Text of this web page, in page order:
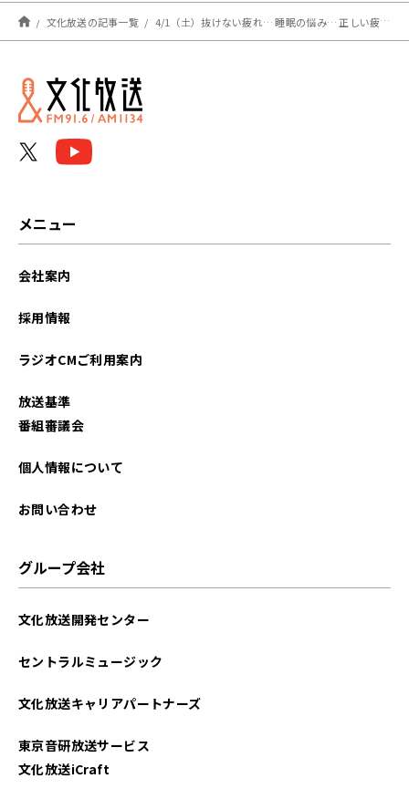
文化放送の記事一覧 4/1（土）抜けない疲れ… 睡眠の悩み… 正しい疲労回復とは！？
メニュー
会社案内
採用情報
ラジオCMご利用案内
放送基準
番組審議会
個人情報について
お問い合わせ
グループ会社
文化放送開発センター
セントラルミュージック
文化放送キャリアパートナーズ
東京音研放送サービス
文化放送iCraft